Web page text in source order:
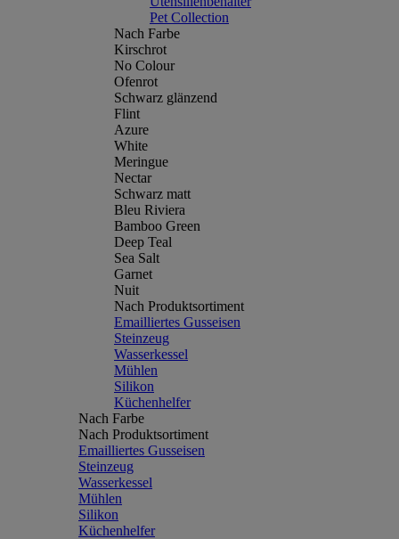
Pet Collection
Nach Farbe
Kirschrot
No Colour
Ofenrot
Schwarz glänzend
Flint
Azure
White
Meringue
Nectar
Schwarz matt
Bleu Riviera
Bamboo Green
Deep Teal
Sea Salt
Garnet
Nuit
Nach Produktsortiment
Emailliertes Gusseisen
Steinzeug
Wasserkessel
Mühlen
Silikon
Küchenhelfer
Nach Farbe
Nach Produktsortiment
Emailliertes Gusseisen
Steinzeug
Wasserkessel
Mühlen
Silikon
Küchenhelfer